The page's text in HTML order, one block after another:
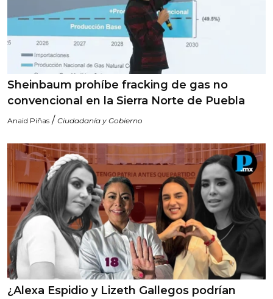
Sheinbaum prohíbe fracking de gas no
convencional en la Sierra Norte de Puebla
Anaid Piñas / Ciudadanía y Gobierno
¿Alexa Espidio y Lizeth Gallegos podrían